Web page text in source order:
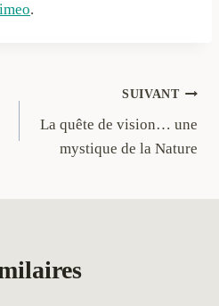
.
SUIVANT
La quête de vision… une
mystique de la Nature